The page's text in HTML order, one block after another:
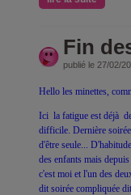
Fin
publié le 27/02/
Hello les minettes,
Ici la fatigue est déjà
difficile. Dernière
d'être seule...
des enfants mais
c'est moi et l'un des
dit soirée compliquée